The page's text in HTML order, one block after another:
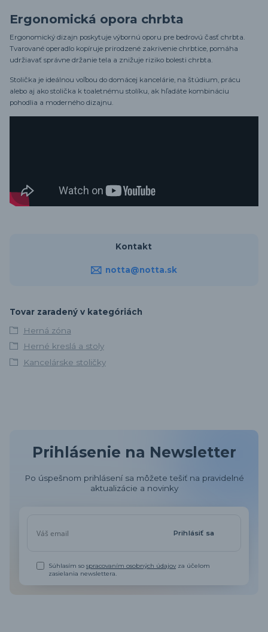
Ergonomická opora chrbta
Ergonomický dizajn poskytuje výbornú oporu pre bedrovú časť chrbta.
Tvarované operadlo kopíruje prirodzené zakrivenie chrbtice, pomáha
udržiavať správne držanie tela a znižuje riziko bolesti chrbta.
Stolička je ideálnou voľbou do domácej kancelárie, na štúdium, prácu
alebo aj ako stolička k toaletnému stolíku, ak hľadáte kombináciu
pohodlia a moderného dizajnu.
Kontakt
notta@notta.sk
Tovar zaradený v kategóriách
Herná zóna
Herné kreslá a stoly
Kancelárske stoličky
Prihlásenie na Newsletter
Po úspešnom prihlásení sa môžete tešiť na pravidelné
aktualizácie a novinky
Prihlásiť sa
Súhlasím sospracovaním osobných údajov za účelom
zasielania newslettera.